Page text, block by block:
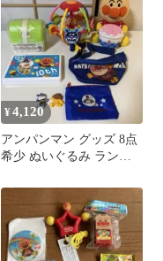
¥4,120
アンパンマン グッズ 8点
希少 ぬいぐるみ ランチ